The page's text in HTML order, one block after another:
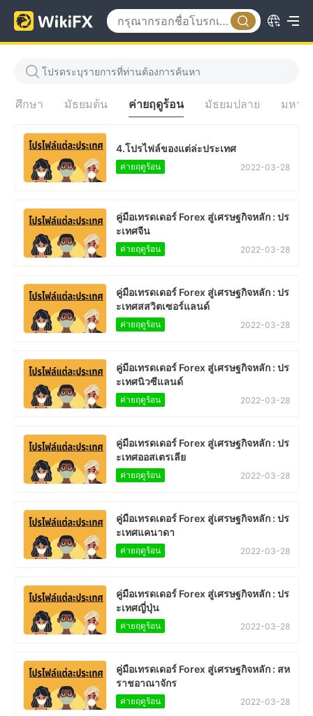
มศึกษา มัธยมต้น ค่ายฤดูร้อน มัธยมปลาย มหาวิ
4.โปรไฟล์ของแต่ล่ะประเทศ
ค่ายฤดูร้อน 2022-03-28
คู่มือเทรดเดอร์ Forex สู่เศรษฐกิจหลัก : ปร
ะเทศจีน
ค่ายฤดูร้อน 2022-03-28
คู่มือเทรดเดอร์ Forex สู่เศรษฐกิจหลัก : ปร
ะเทศสสวิตเซอร์แลนด์
ค่ายฤดูร้อน 2022-03-28
คู่มือเทรดเดอร์ Forex สู่เศรษฐกิจหลัก : ปร
ะเทศนิวซีแลนด์
ค่ายฤดูร้อน 2022-03-28
คู่มือเทรดเดอร์ Forex สู่เศรษฐกิจหลัก : ปร
ะเทศออสเตรเลีย
ค่ายฤดูร้อน 2022-03-28
คู่มือเทรดเดอร์ Forex สู่เศรษฐกิจหลัก : ปร
ะเทศแคนาดา
ค่ายฤดูร้อน 2022-03-28
คู่มือเทรดเดอร์ Forex สู่เศรษฐกิจหลัก : ปร
ะเทศญี่ปุ่น
ค่ายฤดูร้อน 2022-03-28
คู่มือเทรดเดอร์ Forex สู่เศรษฐกิจหลัก : สห
ราชอาณาจักร
ค่ายฤดูร้อน 2022-03-28